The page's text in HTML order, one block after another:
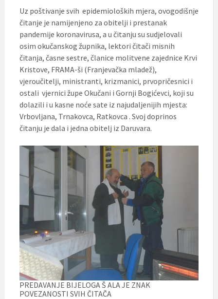
Uz poštivanje svih epidemioloških mjera, ovogodišnje
čitanje je namijenjeno za obitelji i prestanak
pandemije koronavirusa, a u čitanju su sudjelovali
osim okučanskog župnika, lektori čitači misnih
čitanja, časne sestre, članice molitvene zajednice Krvi
Kristove, FRAMA-ši (Franjevačka mladež),
vjeroučitelji, ministranti, krizmanici, prvopričesnici i
ostali vjernici župe Okučani i Gornji Bogićevci, koji su
dolazili i u kasne noće sate iz najudaljenijih mjesta:
Vrbovljana, Trnakovca, Ratkovca . Svoj doprinos
čitanju je dala i jedna obitelj iz Daruvara.
PREDAVANJE BIJELOGA Š ALA JE ZNAK
POVEZANOSTI SVIH ČITAČA